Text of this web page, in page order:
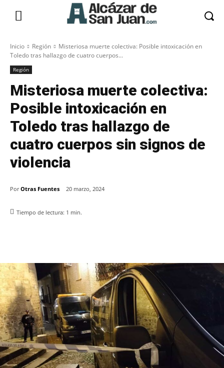
Inicio Región
Misteriosa muerte colectiva: Posible intoxicación en
Toledo tras hallazgo de cuatro cuerpos...
Región
Misteriosa muerte colectiva:
Posible intoxicación en
Toledo tras hallazgo de
cuatro cuerpos sin signos de
violencia
Por Otras Fuentes 20 marzo, 2024
Tiempo de lectura: 1 min.